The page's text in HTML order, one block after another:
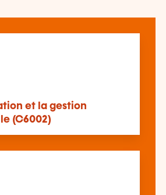
et la gestion
(C6002)